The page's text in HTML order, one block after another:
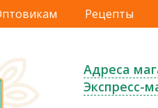
Рецепты
Адреса
Экспресс-